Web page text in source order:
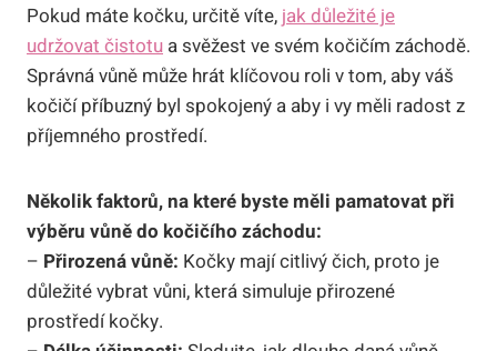
Pokud máte kočku, určitě víte, jak důležité je
udržovat čistotu a svěžest ve svém kočičím záchodě.
Správná vůně může hrát klíčovou roli v tom, aby váš
kočičí příbuzný byl spokojený a aby i vy měli radost z
příjemného prostředí.
Několik faktorů, na které byste měli pamatovat při
výběru vůně do kočičího záchodu:
– Přirozená vůně: Kočky mají citlivý čich, proto je
důležité vybrat vůni, která simuluje přirozené
prostředí kočky.